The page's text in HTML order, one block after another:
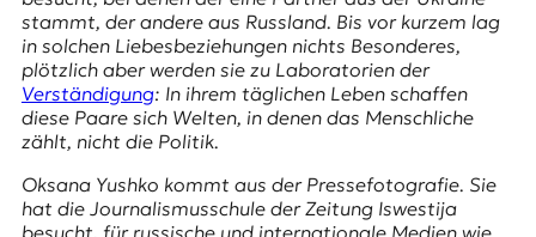
r
|
D
E
K
stammt, der andere aus Russland. Bis vor kurzem lag
in solchen Liebesbeziehungen nichts Besonderes,
plötzlich aber werden sie zu Laboratorien der
Verständigung: In ihrem täglichen Leben schaffen
diese Paare sich Welten, in denen das Menschliche
zählt, nicht die Politik.
Oksana Yushko kommt aus der Pressefotografie. Sie
hat die Journalismusschule der Zeitung Iswestija